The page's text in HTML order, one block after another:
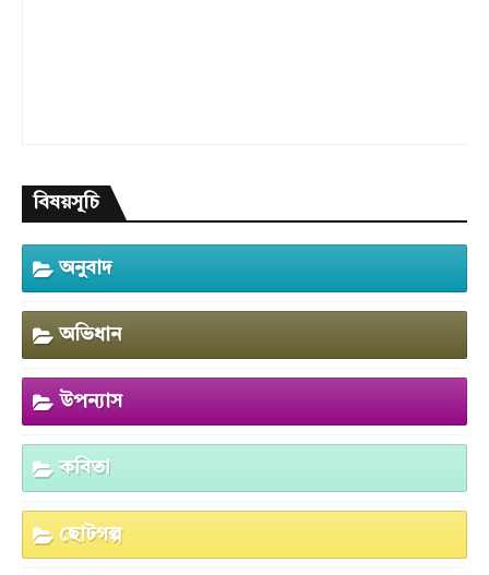
বিষয়সূচি
অনুবাদ
অভিধান
উপন্যাস
কবিতা
ছোটগল্প